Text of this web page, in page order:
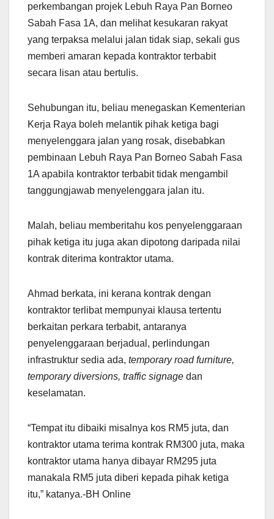
perkembangan projek Lebuh Raya Pan Borneo
Sabah Fasa 1A, dan melihat kesukaran rakyat
yang terpaksa melalui jalan tidak siap, sekali gus
memberi amaran kepada kontraktor terbabit
secara lisan atau bertulis.
Sehubungan itu, beliau menegaskan Kementerian
Kerja Raya boleh melantik pihak ketiga bagi
menyelenggara jalan yang rosak, disebabkan
pembinaan Lebuh Raya Pan Borneo Sabah Fasa
1A apabila kontraktor terbabit tidak mengambil
tanggungjawab menyelenggara jalan itu.
Malah, beliau memberitahu kos penyelenggaraan
pihak ketiga itu juga akan dipotong daripada nilai
kontrak diterima kontraktor utama.
Ahmad berkata, ini kerana kontrak dengan
kontraktor terlibat mempunyai klausa tertentu
berkaitan perkara terbabit, antaranya
penyelenggaraan berjadual, perlindungan
infrastruktur sedia ada, temporary road furniture,
temporary diversions, traffic signage dan
keselamatan.
“Tempat itu dibaiki misalnya kos RM5 juta, dan
kontraktor utama terima kontrak RM300 juta, maka
kontraktor utama hanya dibayar RM295 juta
manakala RM5 juta diberi kepada pihak ketiga
itu,” katanya.-BH Online